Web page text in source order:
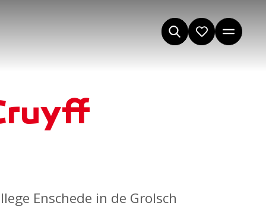
Enschede in de Grolsch